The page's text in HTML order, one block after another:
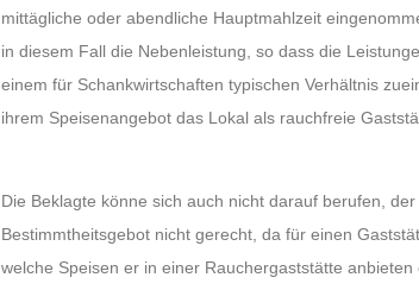
mittägliche oder abendliche Hauptmahlzeit
in diesem Fall die Nebenleistung, so dass die
einem für Schankwirtschaften typischen Verhältnis
ihrem Speisenangebot das Lokal als rauchfreie
Die Beklagte könne sich auch nicht darauf berufen,
Bestimmtheitsgebot nicht gerecht, da für einen
welche Speisen er in einer Rauchergaststätte